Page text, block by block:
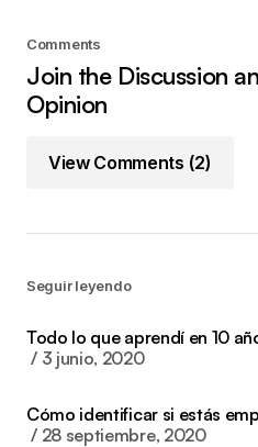
Comments
Join the Discussion
Opinion
View Comments (2)
Seguir leyendo
Todo lo que aprendí en 10
3 junio, 2020
Cómo identificar si estás
28 septiembre, 2020